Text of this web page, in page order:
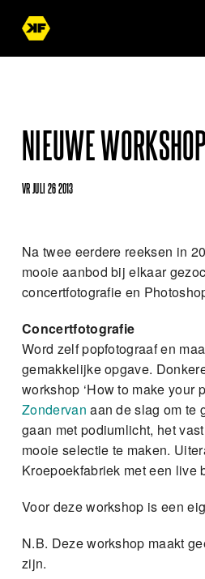
NIEUWE
VR JULI 26 2013
Na twee eerdere reeksen in
mooie aanbod bij elkaar
concertfotografie en
Concertfotografie
Word zelf popfotograaf en
gemakkelijke opgave.
workshop ‘How to make
Zondervan aan de slag om te
gaan met podiumlicht, het
mooie selectie te maken.
Kroepoekfabriek met een live
Voor deze workshop is een
N.B. Deze workshop maakt
zijn.